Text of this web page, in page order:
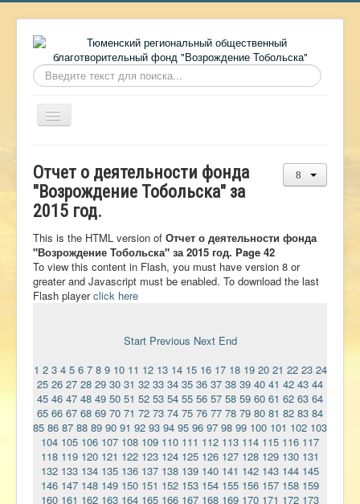
Искать...
Включить/
выключить
О фонде
Онлайн библиотека
Видеоматериалы
Контакты
Сайт проекта Достоевский
Отчет о деятельности фонда
"Возрождение Тобольска" за
2015 год.
This is the HTML version of Отчет о деятельности фонда
"Возрождение Тобольска" за 2015 год. Page 42
To view this content in Flash, you must have version 8 or
greater and Javascript must be enabled. To download the last
Flash playerclick here
Start Previous Next End
1 2 3 4 5 6 7 8 9 10 11 12 13 14 15 16 17 18 19 20 21 22 23 24
25 26 27 28 29 30 31 32 33 34 35 36 37 38 39 40 41 42 43 44
45 46 47 48 49 50 51 52 53 54 55 56 57 58 59 60 61 62 63 64
65 66 67 68 69 70 71 72 73 74 75 76 77 78 79 80 81 82 83 84
85 86 87 88 89 90 91 92 93 94 95 96 97 98 99 100 101 102 103
104 105 106 107 108 109 110 111 112 113 114 115 116 117
118 119 120 121 122 123 124 125 126 127 128 129 130 131
132 133 134 135 136 137 138 139 140 141 142 143 144 145
146 147 148 149 150 151 152 153 154 155 156 157 158 159
160 161 162 163 164 165 166 167 168 169 170 171 172 173